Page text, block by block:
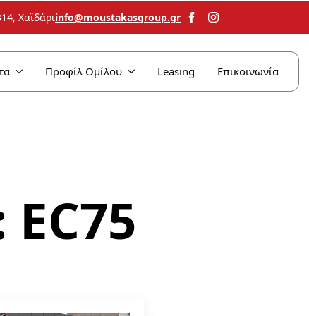
Χαϊδάριinfo@moustakasgroup.gr
Προφίλ Ομίλου Leasing Επικοινωνία
EC75